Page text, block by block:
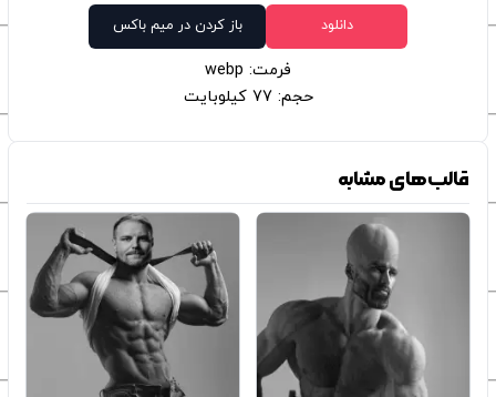
دانلود باز کردن در میم باکس
فرمت: webp
حجم: 77 کیلوبایت
قالب‌های مشابه